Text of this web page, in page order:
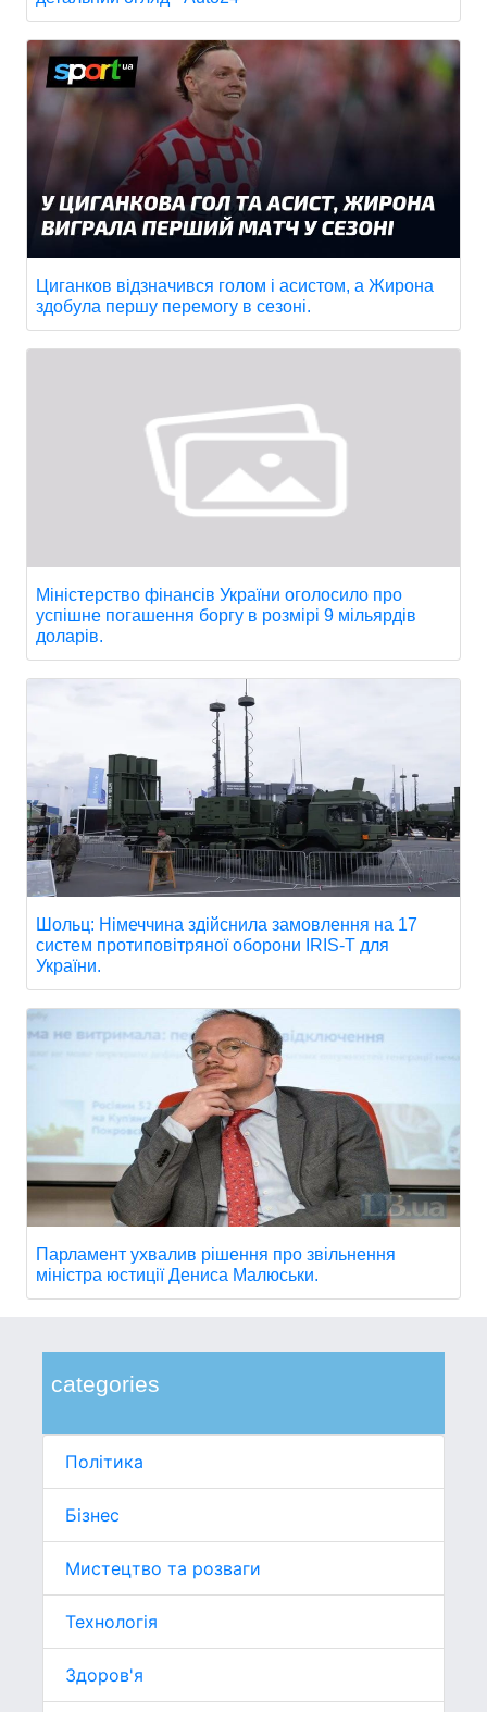
categories
Політика
Бізнес
Мистецтво та розваги
Технологія
Здоров'я
Циганков відзначився голом і асистом, а Жирона
здобула першу перемогу в сезоні.
Міністерство фінансів України оголосило про
успішне погашення боргу в розмірі 9 мільярдів
доларів.
Шольц: Німеччина здійснила замовлення на 17
систем протиповітряної оборони IRIS-T для
України.
Парламент ухвалив рішення про звільнення
міністра юстиції Дениса Малюськи.